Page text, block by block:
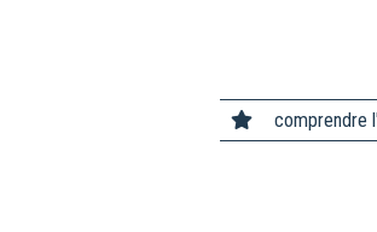
comprendre